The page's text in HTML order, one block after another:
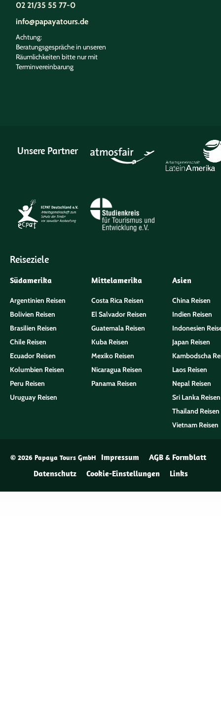
02 21/35 55 77-0
info@papayatours.de
Achtung:
Beratungsgespräche in unseren
Räumlichkeiten bitte nur mit
Terminvereinbarung
Unsere Partner
Reiseziele
Südamerika
Argentinien Reisen
Bolivien Reisen
Brasilien Reisen
Chile Reisen
Ecuador Reisen
Kolumbien Reisen
Peru Reisen
Uruguay Reisen
Mittelamerika
Costa Rica Reisen
El Salvador Reisen
Guatemala Reisen
Kuba Reisen
Mexiko Reisen
Nicaragua Reisen
Panama Reisen
Asien
China Reisen
Indien Reisen
Indonesien
Japan Reisen
Kambodscha
Laos Reisen
Nepal Reisen
Sri Lanka Reisen
Thailand Reisen
Vietnam Reisen
© 2026 Papaya Tours GmbH Impressum
AGB & Formblatt
Datenschutz
Cookie-Einstellungen Links